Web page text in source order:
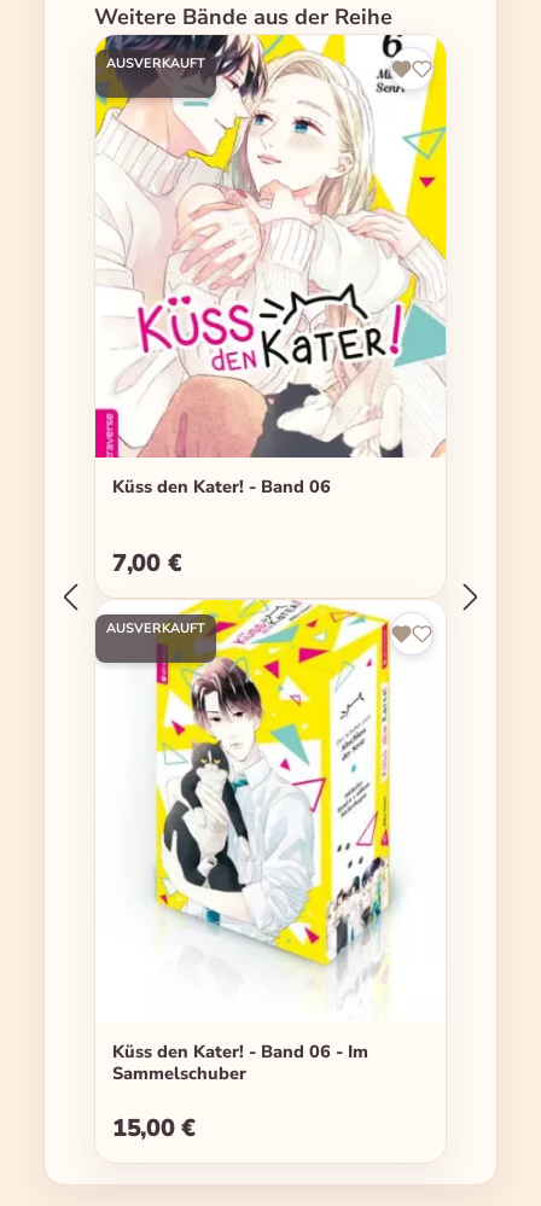
Produktgalerie überspringen
Weitere Bände aus der Reihe
AUSVERKAUFT
Küss den Kater! - Band 06
Regulärer Preis:
7,00 €
AUSVERKAUFT
Küss den Kater! - Band 06 - Im
Sammelschuber
Regulärer Preis:
15,00 €